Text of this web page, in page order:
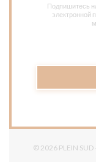
Подпишитесь
электронной
© 2026 PLEIN